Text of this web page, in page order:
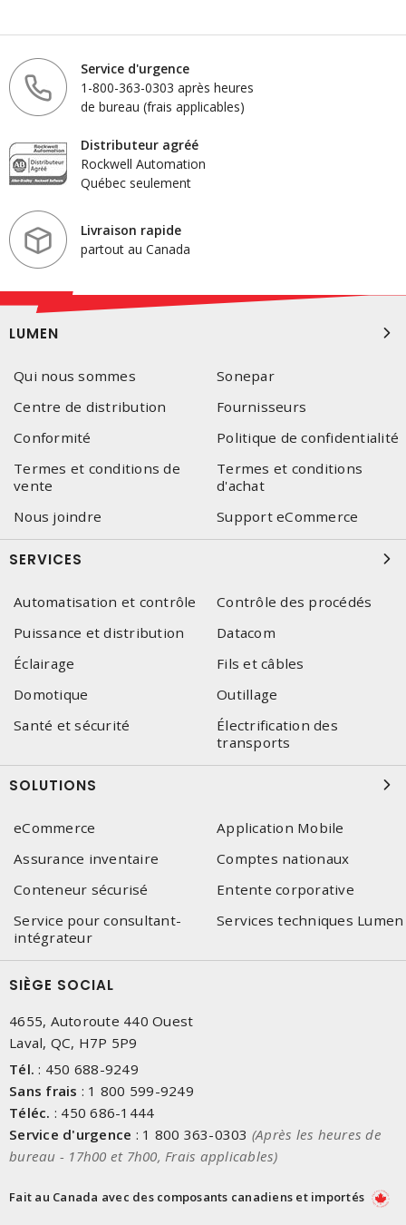
Service d'urgence
1-800-363-0303 après heures
de bureau (frais applicables)
Distributeur agréé
Rockwell Automation
Québec seulement
Livraison rapide
partout au Canada
LUMEN
Qui nous sommes
Sonepar
Centre de distribution
Fournisseurs
Conformité
Politique de confidentialité
Termes et conditions de
vente
Termes et conditions
d'achat
Nous joindre
Support eCommerce
SERVICES
Automatisation et contrôle
Contrôle des procédés
Puissance et distribution
Datacom
Éclairage
Fils et câbles
Domotique
Outillage
Santé et sécurité
Électrification des
transports
SOLUTIONS
eCommerce
Application Mobile
Assurance inventaire
Comptes nationaux
Conteneur sécurisé
Entente corporative
Service pour consultant-
intégrateur
Services techniques Lumen
SIÈGE SOCIAL
4655, Autoroute 440 Ouest
Laval, QC, H7P 5P9
Tél. : 450 688-9249
Sans frais : 1 800 599-9249
Téléc. : 450 686-1444
Service d'urgence : 1 800 363-0303 (Après les heures de
bureau - 17h00 et 7h00, Frais applicables)
Fait au Canada avec des composants canadiens et importés